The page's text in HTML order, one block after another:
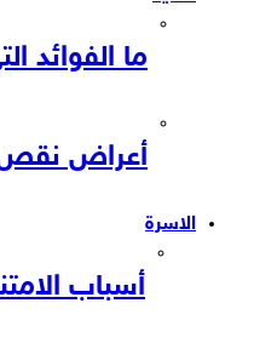
ما الفوائد
أعراض نقص
الاسرة
أسباب